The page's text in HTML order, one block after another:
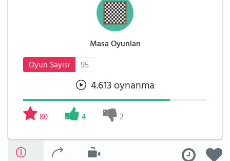
Masa Oyunları
Oyun Sayısı
95
4.613 oynanma
80 4 2